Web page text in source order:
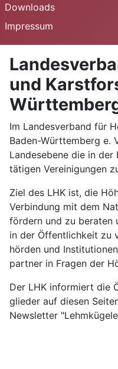
Downloads
Impressum
und
Im Landesverband für
Baden-Württemberg e.
Landes­ebene die in
tätigen Ver­einig­ungen
Ziel des LHK ist, die
Ver­bindung mit dem
fördern und zu be­raten
in der Öffent­lich­keit zu
hörden und
partner in Fragen der
Der LHK in­formiert die
glieder auf diesen
Newsletter